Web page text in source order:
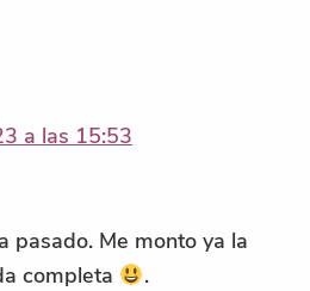
a las 15:53
pasado. Me monto ya la
completa
.